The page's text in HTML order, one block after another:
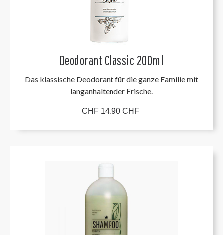
Deodorant Classic 200ml
Das klassische Deodorant für die ganze Familie mit
langanhaltender Frische.
CHF 14.90 CHF